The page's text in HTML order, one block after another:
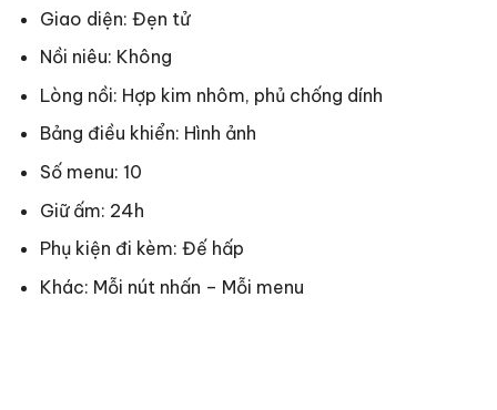
Giao diện: Đẹn tử
Nồi niêu: Không
Lòng nồi: Hợp kim nhôm, phủ chống dính
Bảng điều khiển: Hình ảnh
Số menu: 10
Giữ ấm: 24h
Phụ kiện đi kèm: Đế hấp
Khác: Mỗi nút nhấn – Mỗi menu